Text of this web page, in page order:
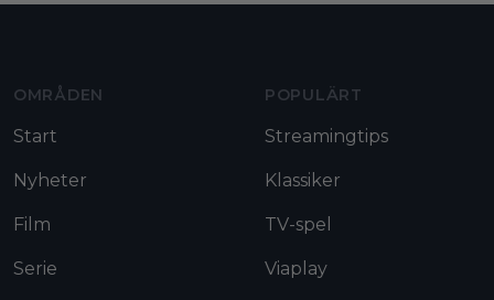
OMRÅDEN
Start
Nyheter
Film
Serie
POPULÄRT
Streamingtips
Klassiker
TV-spel
Viaplay